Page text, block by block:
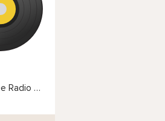
Чтобы прослушать онлайн песню YAKTAK x Joseph Ray - Уночі (Ocean Dee Radio Edit) нажмите на кнопку плей с светом зелений